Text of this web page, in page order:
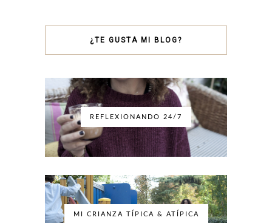
¿TE GUSTA MI BLOG?
REFLEXIONANDO 24/7
MI CRIANZA TÍPICA & ATÍPICA